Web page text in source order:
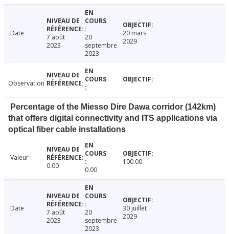
Date
7 août
2023
20
septembre
2023
20 mars
2029
Observation
Percentage of the Miesso Dire Dawa corridor (142km)
that offers digital connectivity and ITS applications via
optical fiber cable installations
Valeur
0.00
0.00
100.00
Date
7 août
2023
20
septembre
2023
30 juillet
2029